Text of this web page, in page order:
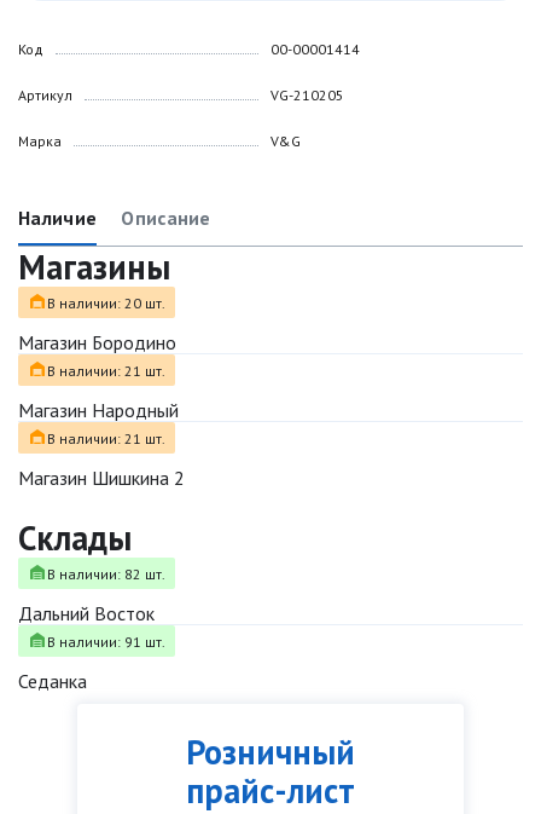
Розничный
прайс-лист
Код
Артикул
Марка
00-00001414
VG-210205
V&G
Наличие Описание
Магазины
В наличии: 20 шт.
Магазин Бородино
В наличии: 21 шт.
Магазин Народный
В наличии: 21 шт.
Магазин Шишкина 2
Склады
В наличии: 82 шт.
Дальний Восток
В наличии: 91 шт.
Седанка